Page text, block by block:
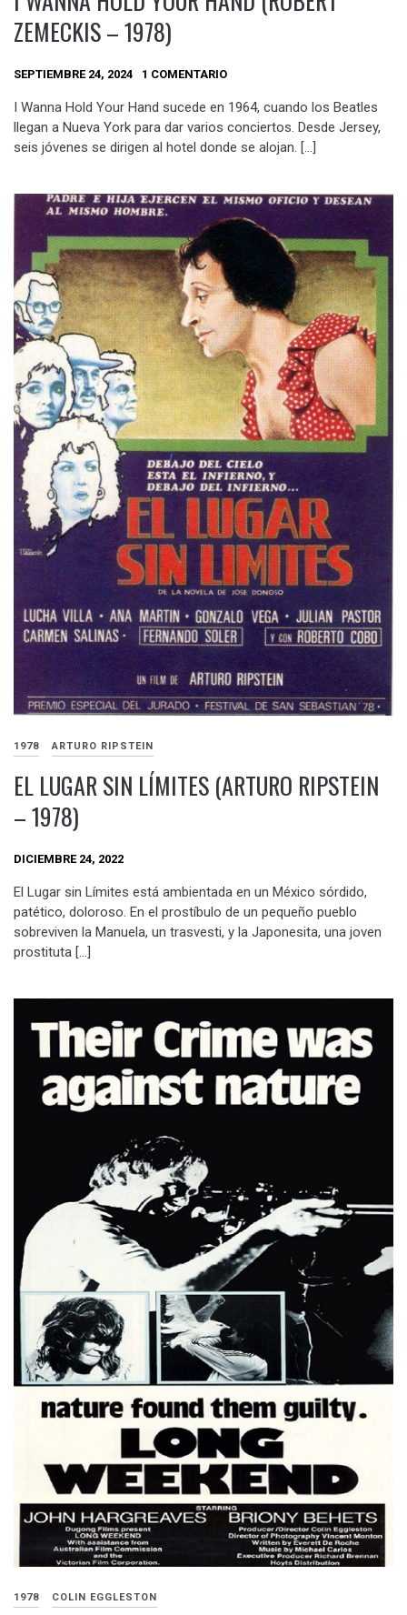
ZEMECKIS – 1978)
SEPTIEMBRE 24, 2024 1 COMENTARIO
I Wanna Hold Your Hand sucede en 1964, cuando los Beatles
llegan a Nueva York para dar varios conciertos. Desde Jersey,
seis jóvenes se dirigen al hotel donde se alojan. […]
1978 ARTURO RIPSTEIN
EL LUGAR SIN LÍMITES (ARTURO RIPSTEIN
– 1978)
DICIEMBRE 24, 2022
El Lugar sin Límites está ambientada en un México sórdido,
patético, doloroso. En el prostíbulo de un pequeño pueblo
sobreviven la Manuela, un trasvesti, y la Japonesita, una joven
prostituta […]
1978 COLIN EGGLESTON